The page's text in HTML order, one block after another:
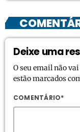
Deixe uma
O seu email não
estão marcados
COMENTÁRIO*